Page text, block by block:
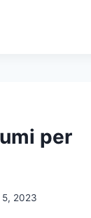
per
2023